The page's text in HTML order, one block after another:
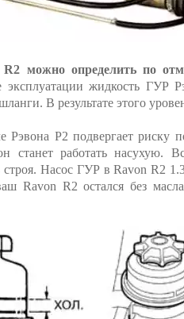
можно определить по
эксплуатации жидкость ГУР
В результате этого
Рэвона Р2 подвергает риску
станет работать насухую.
Насос ГУР в Ravon R2
Ravon R2 остался без